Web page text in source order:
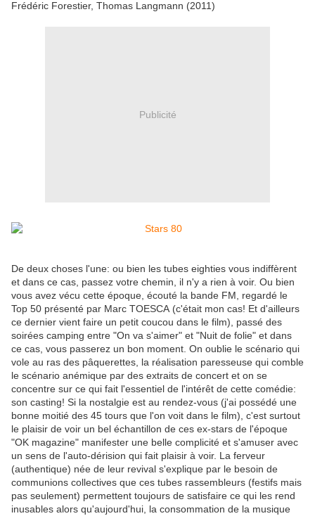
Frédéric Forestier, Thomas Langmann (2011)
Publicité
De deux choses l'une: ou bien les tubes eighties vous indiffèrent
et dans ce cas, passez votre chemin, il n'y a rien à voir. Ou bien
vous avez vécu cette époque, écouté la bande FM, regardé le
Top 50 présenté par Marc TOESCA (c'était mon cas! Et d'ailleurs
ce dernier vient faire un petit coucou dans le film), passé des
soirées camping entre "On va s'aimer" et "Nuit de folie" et dans
ce cas, vous passerez un bon moment. On oublie le scénario qui
vole au ras des pâquerettes, la réalisation paresseuse qui comble
le scénario anémique par des extraits de concert et on se
concentre sur ce qui fait l'essentiel de l'intérêt de cette comédie:
son casting! Si la nostalgie est au rendez-vous (j'ai possédé une
bonne moitié des 45 tours que l'on voit dans le film), c'est surtout
le plaisir de voir un bel échantillon de ces ex-stars de l'époque
"OK magazine" manifester une belle complicité et s'amuser avec
un sens de l'auto-dérision qui fait plaisir à voir. La ferveur
(authentique) née de leur revival s'explique par le besoin de
communions collectives que ces tubes rassembleurs (festifs mais
pas seulement) permettent toujours de satisfaire ce qui les rend
inusables alors qu'aujourd'hui, la consommation de la musique